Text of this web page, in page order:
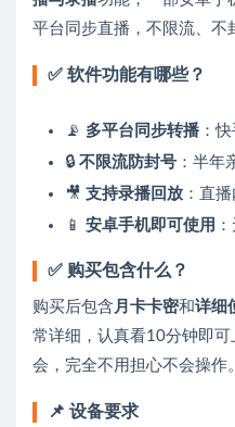
平台同步直播，不限流、不
✅ 软件功能有哪些？
📡 多平台同步转播 ：
🔒 不限流防封号 ：半年
🎥 支持录播回放 ：直
📱 安卓手机即可使用
✅ 购买包含什么？
购买后包含 月卡卡密和详细
常详细，认真看10分钟即
会，完全不用担心不会操作。
📌 设备要求